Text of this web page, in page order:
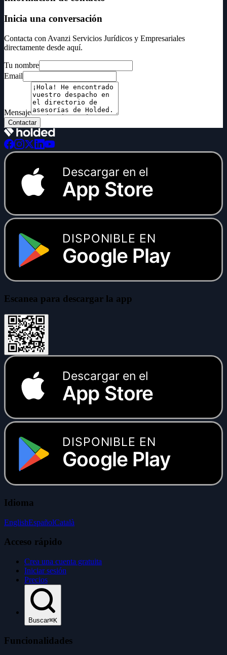
Inicia una conversación
Contacta con Avanzi Servicios Jurídicos y Empresariales
directamente desde aquí.
Tu nombre
Email
Mensaje
Contactar
Descargar en el
App Store
DISPONIBLE EN
Google Play
Escanea para descargar la app
Descargar en el
App Store
DISPONIBLE EN
Google Play
Idioma
EnglishEspañolCatalà
Acceso rápido
Crea una cuenta gratuita
Iniciar sesión
Precios
Buscar⌘K
Funcionalidades